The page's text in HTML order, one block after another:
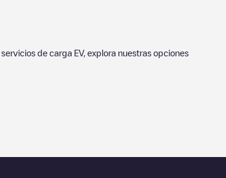
de carga EV, explora nuestras opciones